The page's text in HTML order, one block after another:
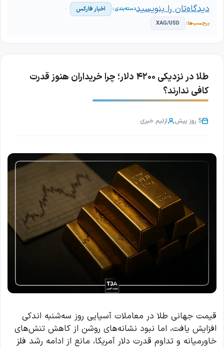
اخبار فارکس
XAG/USD
دیدگاه‌تان را بنویسید
طلا در نزدیکی ۴۲۰۰ دلار؛ چرا خریداران هنوز قدرت
کافی ندارند؟
5 روز پیش ازتیم خبری
قیمت جهانی طلا در معاملات آسیایی روز سه‌شنبه اندکی
افزایش یافت، اما نبود نشانه‌های روشن از کاهش تنش‌های
خاورمیانه و تداوم قدرت دلار آمریکا، مانع از ادامه رشد فلز